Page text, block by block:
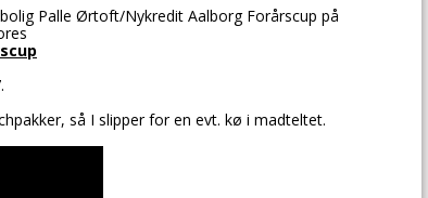
Palle Ørtoft/Nykredit Aalborg Forårscup på
så I slipper for en evt. kø i madteltet.